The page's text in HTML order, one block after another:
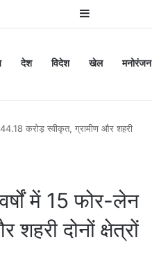
Sidebar
देश विदेश खेल मनोरंजन
करोड़ स्वीकृत, ग्रामीण और शहरी
में 15 फोर-लेन
दोनों क्षेत्रों